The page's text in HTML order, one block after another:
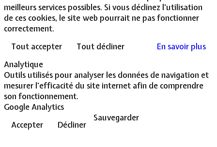
meilleurs services possibles. Si vous déclinez l'utilisation
de ces cookies, le site web pourrait ne pas fonctionner
correctement.
Tout accepter
Tout décliner
En savoir plus
Analytique
Outils utilisés pour analyser les données de navigation et
mesurer l'efficacité du site internet afin de comprendre
son fonctionnement.
Google Analytics
Accepter
Décliner
Sauvegarder